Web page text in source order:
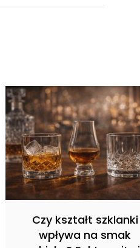
Czy kształt szklanki
wpływa na smak